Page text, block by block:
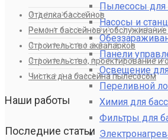
Пылесосы для
Насосы и
Панели
Освещение
Переливной
Химия для
Фильтры для
Отделка бассейнов
Ремонт бассейнов и
Строительство аквапарков
Строительство, проектирование
Чистка дна бассейна пылесосом
Наши работы
Последние статьи